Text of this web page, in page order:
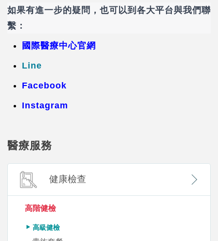
如果有進一步的疑問，也可以到各大平台與我們聯
繫：
國際醫療中心官網
Line
Facebook
Instagram
醫療服務
健康檢查
高階健檢
高級健檢